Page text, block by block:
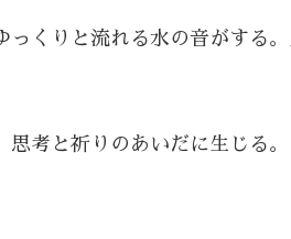
くりと流れる水の音がする。
考と祈りのあいだに生じる。